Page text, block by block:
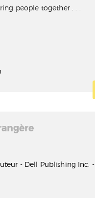
people together . . .
- Dell Publishing Inc. -